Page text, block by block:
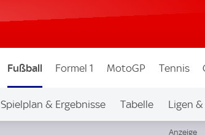
Fußball Formel 1 MotoGP Tennis
Spielplan & Ergebnisse Tabelle Ligen